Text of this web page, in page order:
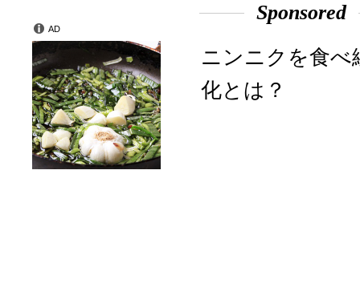
Sponsored
ニンニクを食べ
化とは？
AD